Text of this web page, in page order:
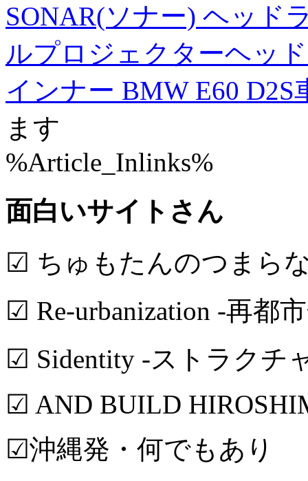
SONAR(ソナー) ヘッド
ルプロジェクターヘッ
インナー BMW E60 D2S
ます
%Article_Inlinks%
面白いサイトさん
☑ ちゅもたんのつまら
☑ Re-urbanization -再都
☑ Sidentity -ストラクチ
☑ AND BUILD
☑沖縄発・何でもあり